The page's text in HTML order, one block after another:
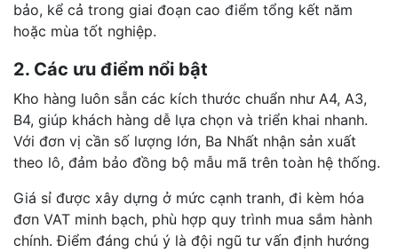
bảo, kể cả trong giai đoạn cao điểm tổng kết năm
hoặc mùa tốt nghiệp.
2. Các ưu điểm nổi bật
Kho hàng luôn sẵn các kích thước chuẩn như A4, A3,
B4, giúp khách hàng dễ lựa chọn và triển khai nhanh.
Với đơn vị cần số lượng lớn, Ba Nhất nhận sản xuất
theo lô, đảm bảo đồng bộ mẫu mã trên toàn hệ thống.
Giá sỉ được xây dựng ở mức cạnh tranh, đi kèm hóa
đơn VAT minh bạch, phù hợp quy trình mua sắm hành
chính. Điểm đáng chú ý là đội ngũ tư vấn định hướng